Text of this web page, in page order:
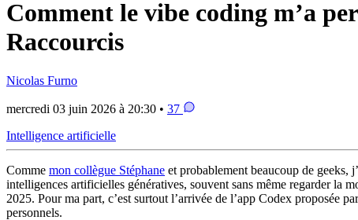
Comment le vibe coding m’a
Raccourcis
Nicolas Furno
mercredi 03 juin 2026 à 20:30 • 37
Intelligence artificielle
Comme mon collègue Stéphane et probablement beaucoup de geeks,
intelligences artificielles génératives, souvent sans même regarder la
2025. Pour ma part, c’est surtout l’arrivée de l’app Codex proposée
personnels.